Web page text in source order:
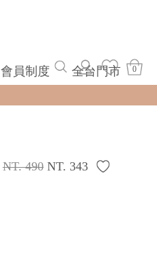
會員制度 全台門市 0
NT. 490 NT. 343